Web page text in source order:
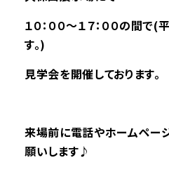
１０：００～１７：００の間
す。)
見学会を開催しております。
来場前に電話やホームペー
願いします♪